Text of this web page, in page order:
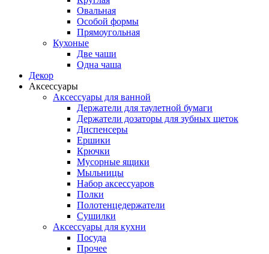
Овальная
Особой формы
Прямоугольная
Кухоные
Две чаши
Одна чаша
Декор
Аксессуары
Аксессуары для ванной
Держатели для таулетной бумаги
Держатели дозаторы для зубных щеток
Диспенсеры
Ершики
Крючки
Мусорные ящики
Мыльницы
Набор аксессуаров
Полки
Полотенцедержатели
Сушилки
Аксессуары для кухни
Посуда
Прочее